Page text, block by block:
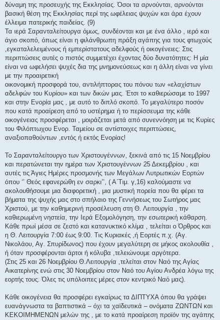
δύναμη της προσευχής της Εκκλησίας. Όσοι τα αρνούνται, αρνούνται
βασική θέση της Εκκλησίας περί της ωφέλειας ψυχών και άρα έχουν
έλλειμα πατερικής παιδείας. (9)
Τα ιερά Σαρανταλείτουργα όμως, συνδέονται και με ένα άλλο , ιερό και
άγιο σκοπό, όπως είναι η φιλάνθρωπη πράξη αγάπης για τους φτωχούς
,εγκαταλελειμένους ή εμπερίστατους αδελφούς ή οικογένειες: Στις
περιπτώσεις αυτές ο πιστός συμμετέχει έχοντας δύο δυνατότητες: Η μία
είναι να ωφελήσει ψυχές δια της μνημονεύσεως και η άλλη είναι να γίνει
με την προαιρετική
οικονομική προσφορά του, αντιλήπτορας του πόνου των «ελαχίστων
αδελφών του Κυρίου» και των δικών μας. Έτσι το καθιερώσαμε το 1997
και στην Ενορία μας , με αυτό το διπλό σκοπό. Το μεγαλύτερο ποσόν
που κατά προαίρεση από το υστέρημα ή το περίσσευμα της κάθε
οικογένειας προσφέρεται , μοιράζεται μετά από συνεννόηση με τις Κυρίες
του Φιλόπτωχου Ενορ. Ταμείου σε αντίστοιχες περιπτώσεις,
αναξιοπαθούντων ,εντός ή εκτός Ενορίας!
Το Σαρανταλείτουργο των Χριστουγέννων, ξεκινά από τις 15 Νοεμβρίου
και περατώνεται την ημέρα των Χριστουγέννων 25 Δεκεμβρίου , και
αυτές τις Άγιες Ημέρες προσμονής των Μεγάλων Λυτρωτικών Εορτών
όπου ‘’ Θεός εφανερώθη εν σαρκι’’, ( Α΄Τιμ. γ,16) καλούμαστε να
ακολουθήσουμε μια διαφορετική , μια μυστική πορεία που θα φέρει τα
βήματα της ψυχής μας στο σπήλαιο της Γεννήσεως του Σωτήρος μας
Χριστού, με την καθημερινή προσέλευση στη Θ. Λειτουργία , την
καθιερωμένη νηστεία, την Ιερά Εξομολόγηση, την εσωτερική κάθαρση.
Κάθε πρωί μέσα σε ζεστό και κατανυκτικό κλίμα , τελείται ο Όρθρος και
η Θ. Λειτουργία 7:00 έως 9:00. Τις Κυριακές ,ή Εορτές π.χ. (Αγ.
Νικολάου, Αγ. Σπυρίδωνος) που έχουν μεγαλύτερη σε μήκος ακολουθία ,
ή όταν προσφέρονται άρτοι ή κόλυβα ,τελειώνουμε αργότερα.
(Στις 25 και 26 Νοεμβρίου Θ.Λειτουργία ,τελείται στον Ναό της Αγίας
Αικατερίνης ενώ στις 30 Νοεμβρίου στον Ναό του Αγίου Ανδρέα λόγω της
εορτής τους. Όλες τις υπόλοιπες μέρες στον κεντρικό Ναό μας).
Κάθε οικογένεια θα προσφέρει εγκαίρως τα ΔΙΠΤΥΧΑ όπου θα γράψει
ευανάγνωστα τα βαπτιστικά – όχι τα χαϊδευτικά – ονόματα ΖΩΝΤΩΝ και
ΚΕΚΟΙΜΗΜΕΝΩΝ μελών της , με το κατά προαίρεση προϊόν της αγάπης